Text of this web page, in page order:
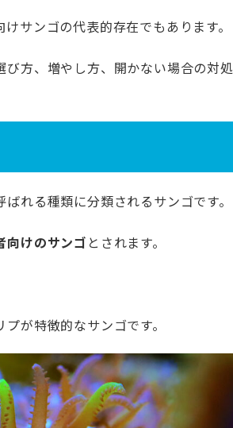
サンゴの代表的存在でもあります。
方、増やし方、開かない場合の対処
ばれる種類に分類されるサンゴです。
向けのサンゴ とされます。
が特徴的なサンゴです。